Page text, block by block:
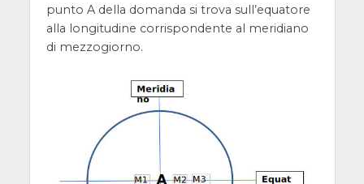
punto A della domanda si trova sull’equatore
alla longitudine corrispondente al meridiano
di mezzogiorno.